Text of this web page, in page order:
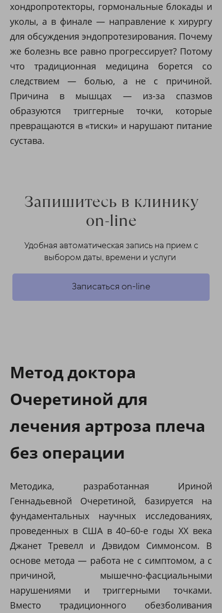
хондропротекторы, гормональные блокады и
уколы, а в финале — направление к хирургу
для обсуждения эндопротезирования. Почему
же болезнь все равно прогрессирует? Потому
что традиционная медицина борется со
следствием — болью, а не с причиной.
Причина в мышцах — из-за спазмов
образуются триггерные точки, которые
превращаются в «тиски» и нарушают питание
сустава.
Запишитесь в клинику
on-line
Удобная автоматическая запись на прием с
выбором даты, времени и услуги
Записаться on-line
Метод доктора
Очеретиной для
лечения артроза плеча
без операции
Методика, разработанная Ириной
Геннадьевной Очеретиной, базируется на
фундаментальных научных исследованиях,
проведенных в США в 40–60-е годы XX века
Джанет Тревелл и Дэвидом Симмонсом. В
основе метода — работа не с симптомом, а с
причиной, мышечно-фасциальными
нарушениями и триггерными точками.
Вместо традиционного обезболивания